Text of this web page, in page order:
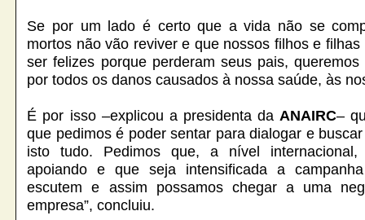
Se por um lado é certo que a vida não se
mortos não vão reviver e que nossos filhos e
ser felizes porque perderam seus pais, queremos
por todos os danos causados à nossa saúde, às
É por isso –explicou a presidenta da ANAIRC–
que pedimos é poder sentar para dialogar e
isto tudo. Pedimos que, a nível internacional,
apoiando e que seja intensificada a
escutem e assim possamos chegar a uma
empresa”, concluiu.